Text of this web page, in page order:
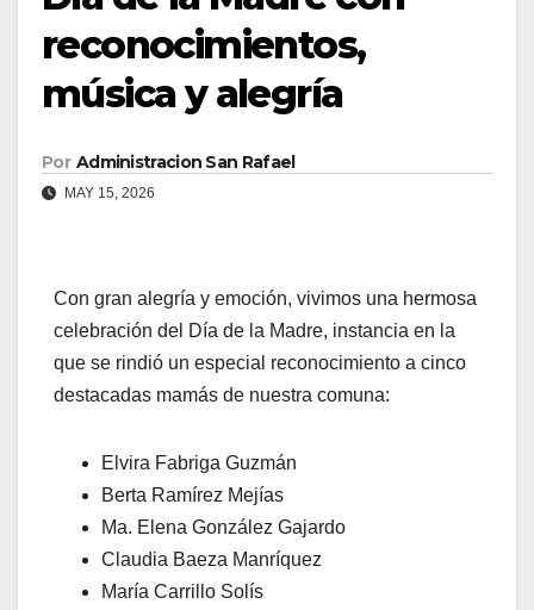
reconocimientos,
música y alegría
Por Administracion San Rafael
MAY 15, 2026
Con gran alegría y emoción, vivimos una hermosa
celebración del Día de la Madre, instancia en la
que se rindió un especial reconocimiento a cinco
destacadas mamás de nuestra comuna:
Elvira Fabriga Guzmán
Berta Ramírez Mejías
Ma. Elena González Gajardo
Claudia Baeza Manríquez
María Carrillo Solís